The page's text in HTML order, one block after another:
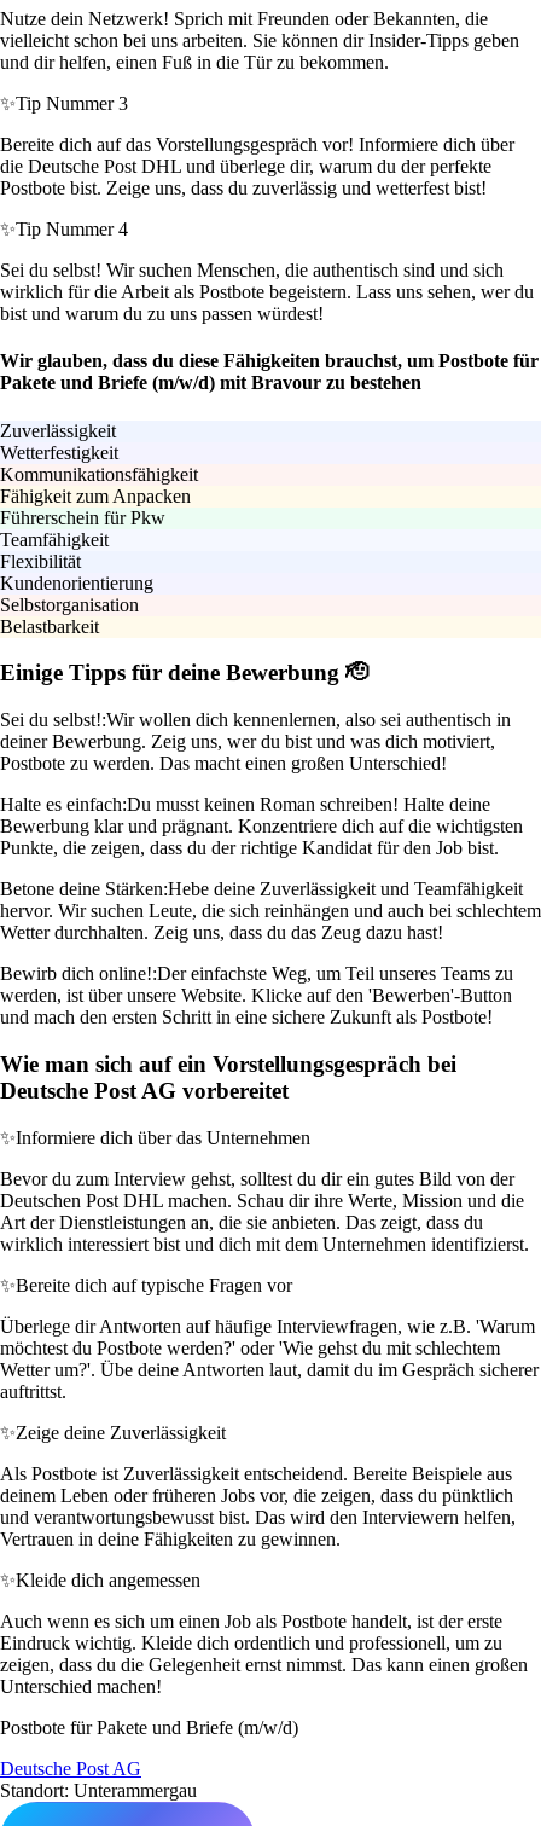
Nutze dein Netzwerk! Sprich mit Freunden oder Bekannten, die
vielleicht schon bei uns arbeiten. Sie können dir Insider-Tipps geben
und dir helfen, einen Fuß in die Tür zu bekommen.
✨Tip Nummer 3
Bereite dich auf das Vorstellungsgespräch vor! Informiere dich über
die Deutsche Post DHL und überlege dir, warum du der perfekte
Postbote bist. Zeige uns, dass du zuverlässig und wetterfest bist!
✨Tip Nummer 4
Sei du selbst! Wir suchen Menschen, die authentisch sind und sich
wirklich für die Arbeit als Postbote begeistern. Lass uns sehen, wer du
bist und warum du zu uns passen würdest!
Wir glauben, dass du diese Fähigkeiten brauchst, um Postbote für
Pakete und Briefe (m/w/d) mit Bravour zu bestehen
Zuverlässigkeit
Wetterfestigkeit
Kommunikationsfähigkeit
Fähigkeit zum Anpacken
Führerschein für Pkw
Teamfähigkeit
Flexibilität
Kundenorientierung
Selbstorganisation
Belastbarkeit
Einige Tipps für deine Bewerbung 🫡
Sei du selbst!:Wir wollen dich kennenlernen, also sei authentisch in
deiner Bewerbung. Zeig uns, wer du bist und was dich motiviert,
Postbote zu werden. Das macht einen großen Unterschied!
Halte es einfach:Du musst keinen Roman schreiben! Halte deine
Bewerbung klar und prägnant. Konzentriere dich auf die wichtigsten
Punkte, die zeigen, dass du der richtige Kandidat für den Job bist.
Betone deine Stärken:Hebe deine Zuverlässigkeit und Teamfähigkeit
hervor. Wir suchen Leute, die sich reinhängen und auch bei schlechtem
Wetter durchhalten. Zeig uns, dass du das Zeug dazu hast!
Bewirb dich online!:Der einfachste Weg, um Teil unseres Teams zu
werden, ist über unsere Website. Klicke auf den 'Bewerben'-Button
und mach den ersten Schritt in eine sichere Zukunft als Postbote!
Wie man sich auf ein Vorstellungsgespräch bei
Deutsche Post AG vorbereitet
✨Informiere dich über das Unternehmen
Bevor du zum Interview gehst, solltest du dir ein gutes Bild von der
Deutschen Post DHL machen. Schau dir ihre Werte, Mission und die
Art der Dienstleistungen an, die sie anbieten. Das zeigt, dass du
wirklich interessiert bist und dich mit dem Unternehmen identifizierst.
✨Bereite dich auf typische Fragen vor
Überlege dir Antworten auf häufige Interviewfragen, wie z.B. 'Warum
möchtest du Postbote werden?' oder 'Wie gehst du mit schlechtem
Wetter um?'. Übe deine Antworten laut, damit du im Gespräch sicherer
auftrittst.
✨Zeige deine Zuverlässigkeit
Als Postbote ist Zuverlässigkeit entscheidend. Bereite Beispiele aus
deinem Leben oder früheren Jobs vor, die zeigen, dass du pünktlich
und verantwortungsbewusst bist. Das wird den Interviewern helfen,
Vertrauen in deine Fähigkeiten zu gewinnen.
✨Kleide dich angemessen
Auch wenn es sich um einen Job als Postbote handelt, ist der erste
Eindruck wichtig. Kleide dich ordentlich und professionell, um zu
zeigen, dass du die Gelegenheit ernst nimmst. Das kann einen großen
Unterschied machen!
Postbote für Pakete und Briefe (m/w/d)
Deutsche Post AG
Standort: Unterammergau